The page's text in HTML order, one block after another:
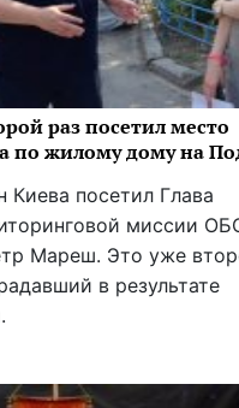
раз посетил место
по жилому дому на
Киева посетил Глава
миссии
Мареш. Это уже
в результате